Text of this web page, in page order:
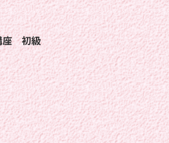
座 初級